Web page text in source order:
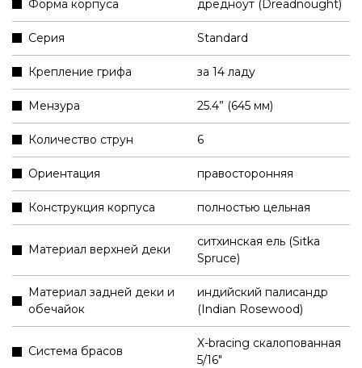
Форма корпуса дредноут (Dreadnought)
Серия Standard
Крепление грифа за 14 ладу
Мензура 25.4” (645 мм)
Количество струн 6
Ориентация правосторонняя
Конструкция корпуса полностью цельная
Материал верхней деки
ситхинская ель (Sitka
Spruce)
Материал задней деки и
обечайок
индийский палисандр
(Indian Rosewood)
Система брасов
X-bracing скалопованная
5/16"